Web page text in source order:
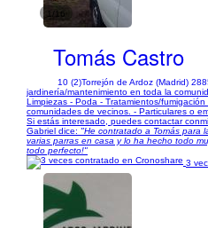
1/16
Tomás Castro
10 (2)Torrejón de Ardoz (Madrid)
jardinería/mantenimiento en toda la
Limpiezas - Poda - Tratamientos/
comunidades de vecinos. - Particulares o
Si estás interesado, puedes contactar
Gabriel dice: "He contratado a Tomás para
varias parras en casa y lo ha hecho todo
todo perfecto!"
3